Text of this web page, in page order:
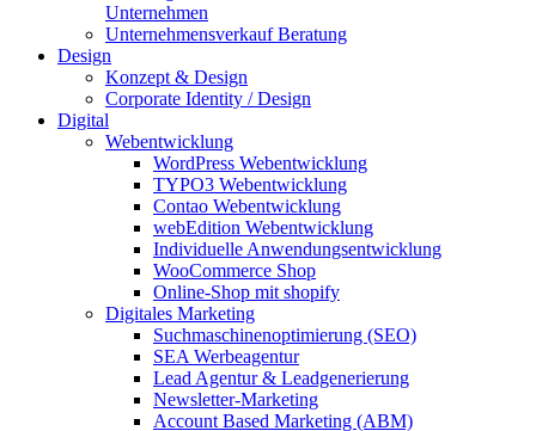
Unternehmen
Unternehmensverkauf Beratung
Design
Konzept & Design
Corporate Identity / Design
Digital
Webentwicklung
WordPress Webentwicklung
TYPO3 Webentwicklung
Contao Webentwicklung
webEdition Webentwicklung
Individuelle Anwendungsentwicklung
WooCommerce Shop
Online-Shop mit shopify
Digitales Marketing
Suchmaschinenoptimierung (SEO)
SEA Werbeagentur
Lead Agentur & Leadgenerierung
Newsletter-Marketing
Account Based Marketing (ABM)